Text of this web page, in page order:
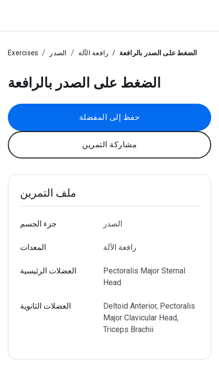
Exercises الصدر رافعة الآلة الضغط على الصدر بالرافعة
الضغط على الصدر بالرافعة
حفظ إلى المفضلة
مشاركة التمرين
ملف التمرين
جزء الجسم الصدر
المعدات رافعة الآلة
العضلات الرئيسية
Pectoralis Major Sternal
Head
العضلات الثانوية
Deltoid Anterior, Pectoralis
Major Clavicular Head,
Triceps Brachii